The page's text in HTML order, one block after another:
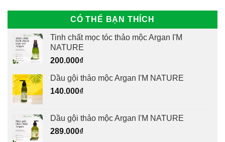
CÓ THỂ BẠN THÍCH
Tinh chất mọc tóc thảo mộc Argan I'M
NATURE
200.000₫
Dầu gội thảo mộc Argan I'M NATURE
140.000₫
Dầu gội thảo mộc Argan I'M NATURE
289.000₫